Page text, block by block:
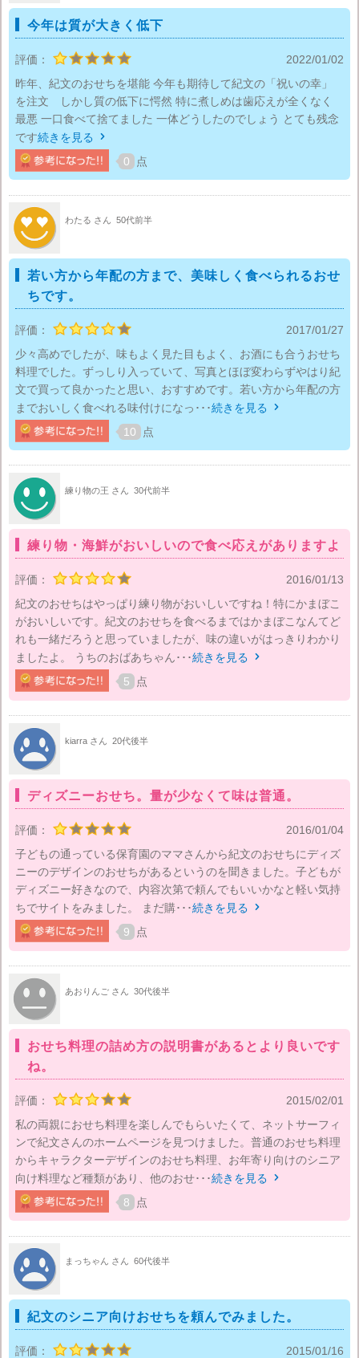
今年は質が大きく低下
評価：
2022/01/02
昨年、紀文のおせちを堪能 今年も期待して紀文の「祝いの幸」
を注文 しかし質の低下に愕然 特に煮しめは歯応えが全くなく
最悪 一口食べて捨てました 一体どうしたのでしょう とても残念
です続きを見る 
0 点
わたる さん 50代前半
若い方から年配の方まで、美味しく食べられるおせ
ちです。
評価：
2017/01/27
少々高めでしたが、味もよく見た目もよく、お酒にも合うおせち
料理でした。ずっしり入っていて、写真とほぼ変わらずやはり紀
文で買って良かったと思い、おすすめです。若い方から年配の方
までおいしく食べれる味付けになっ･･･続きを見る 
10 点
練り物の王 さん 30代前半
練り物・海鮮がおいしいので食べ応えがありますよ
評価：
2016/01/13
紀文のおせちはやっぱり練り物がおいしいですね！特にかまぼこ
がおいしいです。紀文のおせちを食べるまではかまぼこなんてど
れも一緒だろうと思っていましたが、味の違いがはっきりわかり
ましたよ。 うちのおばあちゃん･･･続きを見る 
5 点
kiarra さん 20代後半
ディズニーおせち。量が少なくて味は普通。
評価：
2016/01/04
子どもの通っている保育園のママさんから紀文のおせちにディズ
ニーのデザインのおせちがあるというのを聞きました。子どもが
ディズニー好きなので、内容次第で頼んでもいいかなと軽い気持
ちでサイトをみました。 まだ購･･･続きを見る 
9 点
あおりんご さん 30代後半
おせち料理の詰め方の説明書があるとより良いです
ね。
評価：
2015/02/01
私の両親におせち料理を楽しんでもらいたくて、ネットサーフィ
ンで紀文さんのホームページを見つけました。普通のおせち料理
からキャラクターデザインのおせち料理、お年寄り向けのシニア
向け料理など種類があり、他のおせ･･･続きを見る 
8 点
まっちゃん さん 60代後半
紀文のシニア向けおせちを頼んでみました。
評価：
2015/01/16